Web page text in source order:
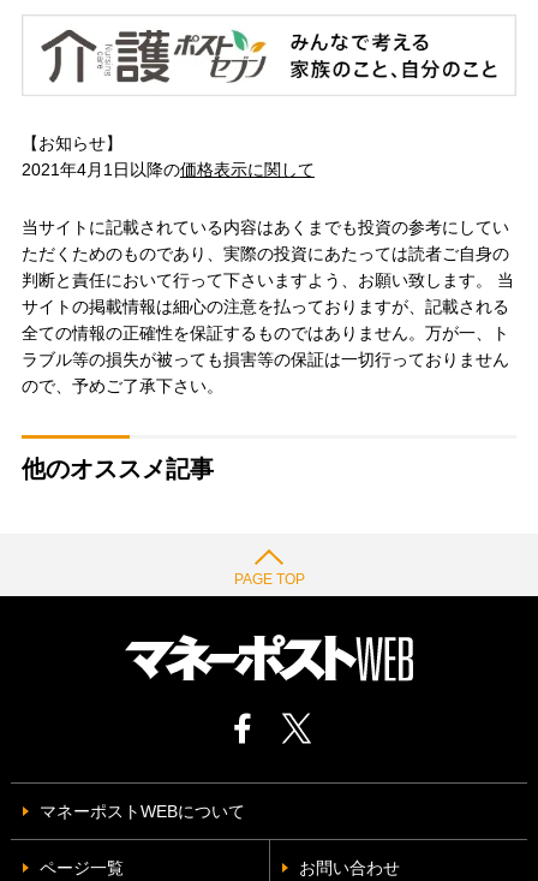
【お知らせ】
2021年4月1日以降の価格表示に関して
当サイトに記載されている内容はあくまでも投資の参考にしてい
ただくためのものであり、実際の投資にあたっては読者ご自身の
判断と責任において行って下さいますよう、お願い致します。 当
サイトの掲載情報は細心の注意を払っておりますが、記載される
全ての情報の正確性を保証するものではありません。万が一、ト
ラブル等の損失が被っても損害等の保証は一切行っておりません
ので、予めご了承下さい。
他のオススメ記事
PAGE TOP
マネーポストWEBについて
ページ一覧 お問い合わせ